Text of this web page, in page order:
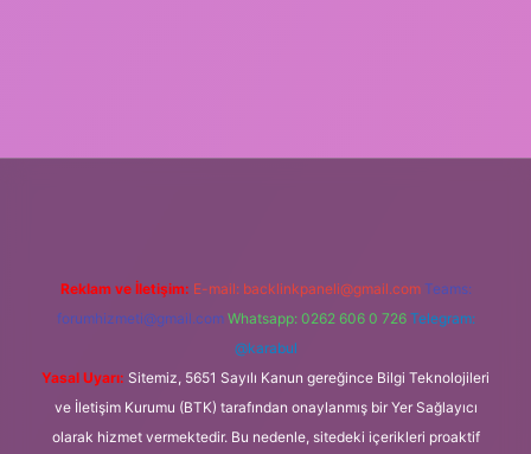
Reklam ve İletişim: E-mail: backlinkpaneli@gmail.com Teams:
forumhizmeti@gmail.com Whatsapp: 0262 606 0 726 Telegram:
@karabul
Yasal Uyarı: Sitemiz, 5651 Sayılı Kanun gereğince Bilgi Teknolojileri
ve İletişim Kurumu (BTK) tarafından onaylanmış bir Yer Sağlayıcı
olarak hizmet vermektedir. Bu nedenle, sitedeki içerikleri proaktif